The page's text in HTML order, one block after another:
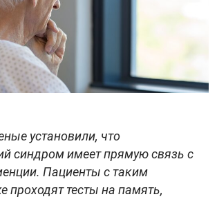
установили, что
синдром имеет прямую связь с
Пациенты с таким
проходят тесты на память,